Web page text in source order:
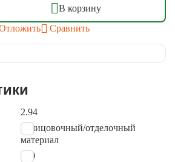
В корзину
Сравнить
2.94
облицовочный/отделочный
материал
600